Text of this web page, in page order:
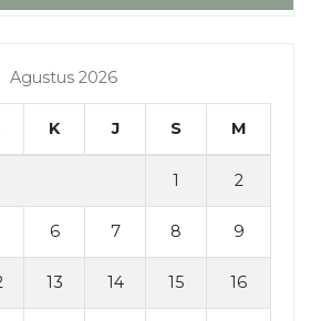
Agustus 2026
K J S M
1 2
6 7 8 9
13 14 15 16